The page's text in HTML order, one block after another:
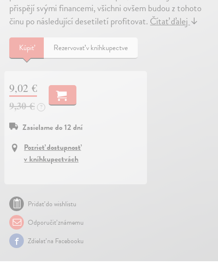
přispějí svými financemi, všichni ovšem budou z tohoto
činu po následující desetiletí profitovat.Čítať ďalej↓
Kúpiť Rezervovať v kníhkupectve
9,02 €
9,30 €
?
Zasielame do 12 dní
Pozrieť dostupnosť
v kníhkupectvách
Pridať do wishlistu
Odporučiť známemu
Zdielať na Facebooku